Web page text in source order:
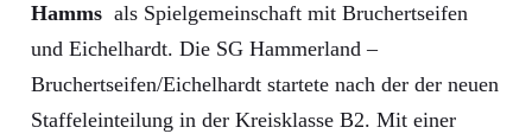
Hamms als Spielgemeinschaft mit Bruchertseifen
und Eichelhardt. Die SG Hammerland –
Bruchertseifen/Eichelhardt startete nach der der neuen
Staffeleinteilung in der Kreisklasse B2. Mit einer